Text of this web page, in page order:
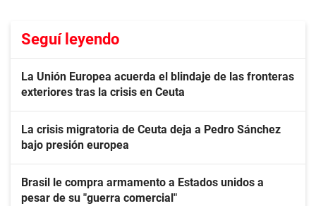
Seguí leyendo
La Unión Europea acuerda el blindaje de las fronteras
exteriores tras la crisis en Ceuta
La crisis migratoria de Ceuta deja a Pedro Sánchez
bajo presión europea
Brasil le compra armamento a Estados unidos a
pesar de su "guerra comercial"